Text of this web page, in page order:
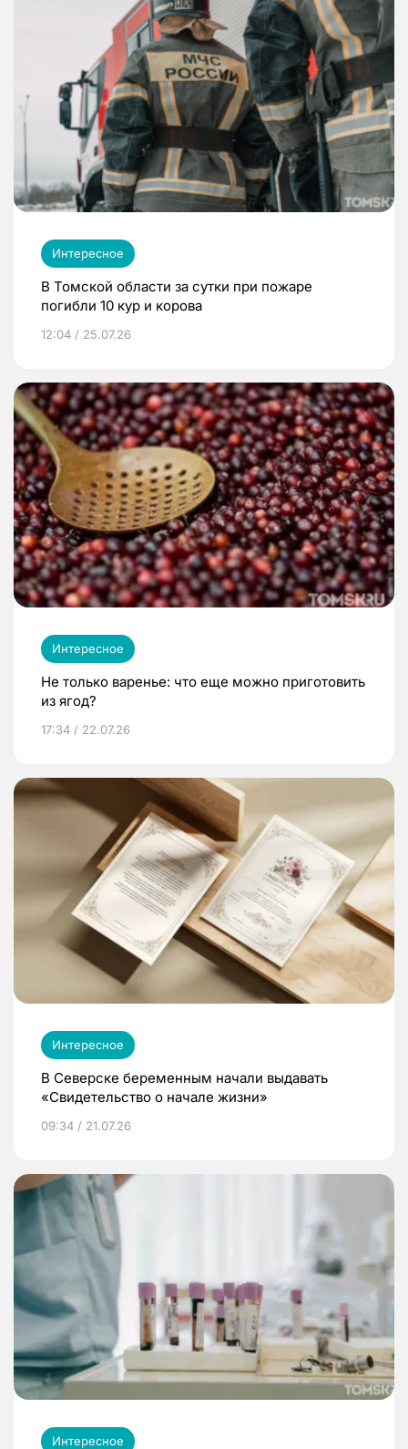
Интересное
В Томской области за сутки при пожаре
погибли 10 кур и корова
12:04 / 25.07.26
Интересное
Не только варенье: что еще можно приготовить
из ягод?
17:34 / 22.07.26
Интересное
В Северске беременным начали выдавать
«Свидетельство о начале жизни»
09:34 / 21.07.26
Интересное